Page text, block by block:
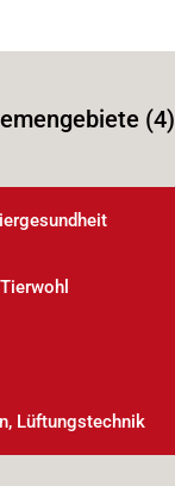
(4)
Lüftungstechnik